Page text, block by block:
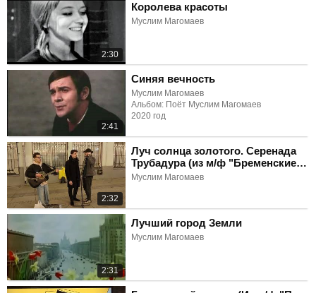
2:30
Королева красоты
Муслим Магомаев
2:41
Синяя вечность
Муслим Магомаев
Альбом: Поёт Муслим Магомаев
2020 год
2:32
Луч солнца золотого. Серенада
Трубадура (из м/ф "Бременские
музыканты")
Муслим Магомаев
2:31
Лучший город Земли
Муслим Магомаев